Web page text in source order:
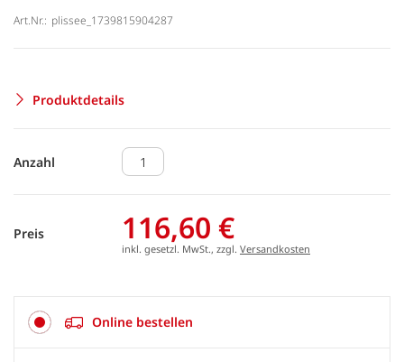
Art.Nr.: plissee_1739815904287
Produktdetails
Anzahl
Preis 116,60 €
inkl. gesetzl. MwSt., zzgl. Versandkosten
Online bestellen